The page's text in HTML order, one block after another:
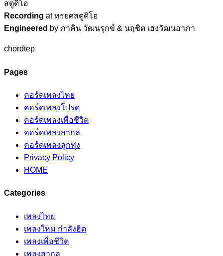
สตูดิโอ
Recording at ทรยศสตูดิโอ
Engineered by ภาคิน วัฒนรุกข์ & นฤชิต เฮงวัฒนอาภา
chordtep
Pages
คอร์ดเพลงไทย
คอร์ดเพลงโปรด
คอร์ดเพลงเพื่อชีวิต
คอร์ดเพลงสากล
คอร์ดเพลงลูกทุ่ง
Privacy Policy
HOME
Categories
เพลงไทย
เพลงใหม่ กำลังฮิต
เพลงเพื่อชีวิต
เพลงสากล